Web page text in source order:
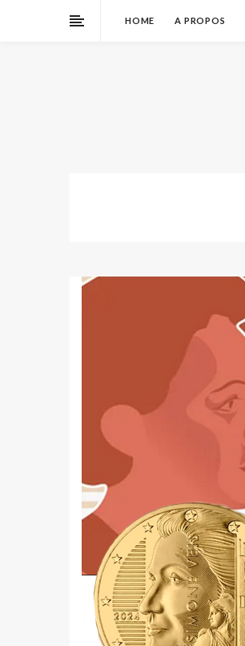
HOME A PROPOS